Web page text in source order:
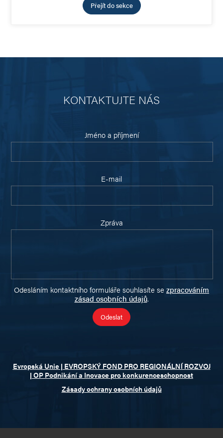
Přejít do sekce
KONTAKTUJTE NÁS
Jméno a příjmení
E-mail
Zpráva
Odesláním kontaktního formuláře souhlasíte se zpracováním
zásad osobních údajů.
Evropská Unie | EVROPSKÝ FOND PRO REGIONÁLNÍ ROZVOJ
| OP Podnikání a Inovace pro konkurenceschopnost
Zásady ochrany osobních údajů